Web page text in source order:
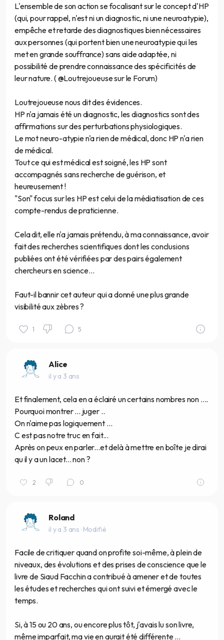
L'ensemble de son action se focalisant sur le concept d'HP
(qui, pour rappel, n'est ni un diagnostic, ni une neuroatypie),
empêche et retarde des diagnostiques bien nécessaires
aux personnes (qui portent bien une neuroatypie qui les
met en grande souffrance) sans aide adaptée, ni
possibilité de prendre connaissance des spécificités de
leur nature. ( @Loutrejoueuse sur le Forum)
Loutrejoueuse nous dit des évidences.
HP n'a jamais été un diagnostic, les diagnostics sont des
affirmations sur des perturbations physiologiques.
Le mot neuro-atypie n'a rien de médical, donc HP n'a rien
de médical.
Tout ce qui est médical est soigné, les HP sont
accompagnés sans recherche de guérison, et
heureusement !
"Son" focus sur les HP est celui de la médiatisation de ces
compte-rendus de praticienne.
Cela dit, elle n'a jamais prétendu, à ma connaissance, avoir
fait des recherches scientifiques dont les conclusions
publiées ont été vérifiées par des pairs également
chercheurs en science…
Faut-il bannir cet auteur qui a donné une plus grande
visibilité aux zèbres ?
1 5
Alice
il y a 3 ans
Et finalement, cela en a éclairé un certains nombres non ....
Pourquoi montrer ... juger ..
On n'aime pas logiquement ...
C est pas notre truc en fait...
Après on peux en parler...et delà à mettre en boîte je dirai
qu il y a un lacet... non ?
2 0
Roland
il y a 3 ans · Modifié
Facile de critiquer quand on profite soi-même, à plein de
niveaux, des évolutions et des prises de conscience que le
livre de Siaud Facchin a contribué à amener et de toutes
les études et recherches qui ont suivi et émergé avec le
temps.
Si, à 15 ou 20 ans, ou encore plus tôt, j'avais lu son livre,
même imparfait, ma vie en aurait été différente ...